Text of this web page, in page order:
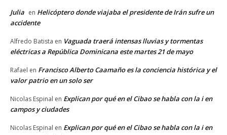
Julia en Helicóptero donde viajaba el presidente de Irán sufre un
accidente
Alfredo Batista en Vaguada traerá intensas lluvias y tormentas
eléctricas a República Dominicana este martes 21 de mayo
Rafael en Francisco Alberto Caamaño es la conciencia histórica y el
valor patrio en un solo ser
Nicolas Espinal en Explican por qué en el Cibao se habla con la i en
campos y ciudades
Nicolas Espinal en Explican por qué en el Cibao se habla con la i en